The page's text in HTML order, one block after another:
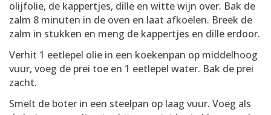
olijfolie, de kappertjes, dille en witte wijn over. Bak de
zalm 8 minuten in de oven en laat afkoelen. Breek de
zalm in stukken en meng de kappertjes en dille erdoor.
Verhit 1 eetlepel olie in een koekenpan op middelhoog
vuur, voeg de prei toe en 1 eetlepel water. Bak de prei
zacht.
Smelt de boter in een steelpan op laag vuur. Voeg als